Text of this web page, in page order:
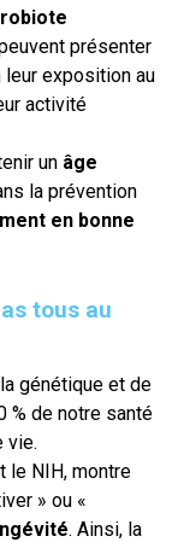
présenter
exposition au
activité
un âge
la prévention
en bonne
tous au
génétique et de
% de notre santé
vie.
le NIH, montre
» ou «
. Ainsi, la